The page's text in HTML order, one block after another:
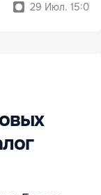
29 Июл. 15:09